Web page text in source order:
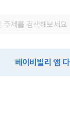
베이비빌리 앱